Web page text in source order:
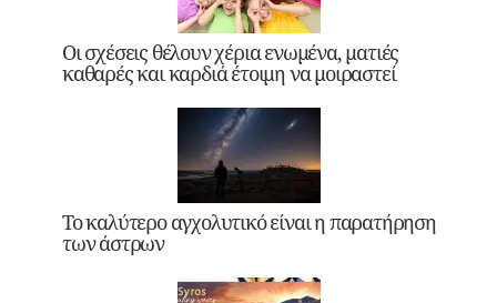
Οι σχέσεις θέλουν χέρια ενωμένα, ματιές
καθαρές και καρδιά έτοιμη να μοιραστεί
Το καλύτερο αγχολυτικό είναι η παρατήρηση
των άστρων